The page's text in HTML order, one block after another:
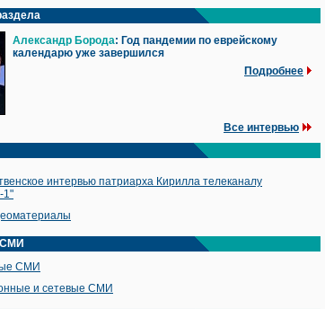
Александр Борода: Год пандемии по еврейскому
календарю уже завершился
Подробнее
Все интервью
интервью патриарха Кирилла телеканалу
1"
СМИ
СМИ
и сетевые СМИ